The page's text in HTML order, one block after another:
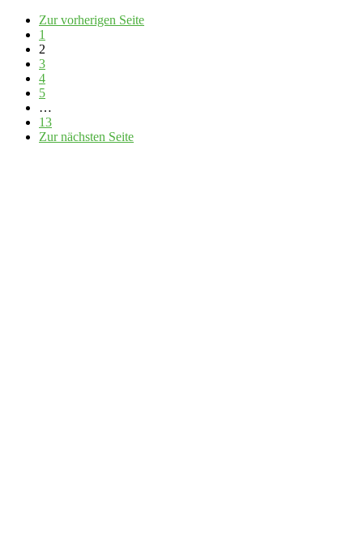
Zur vorherigen Seite
1
2
3
4
5
…
13
Zur nächsten Seite